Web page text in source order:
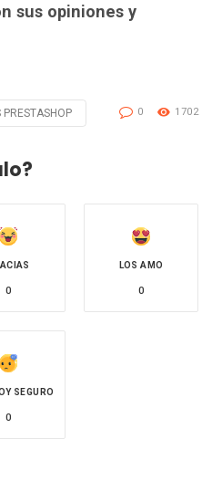
sus opiniones y
0 1702
0
LOS AMO
0
SEGURO
0